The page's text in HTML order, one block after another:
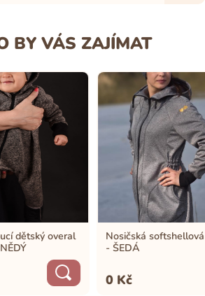
BY VÁS ZAJÍMAT
overal
Nosičská softshellová bunda
0 Kč